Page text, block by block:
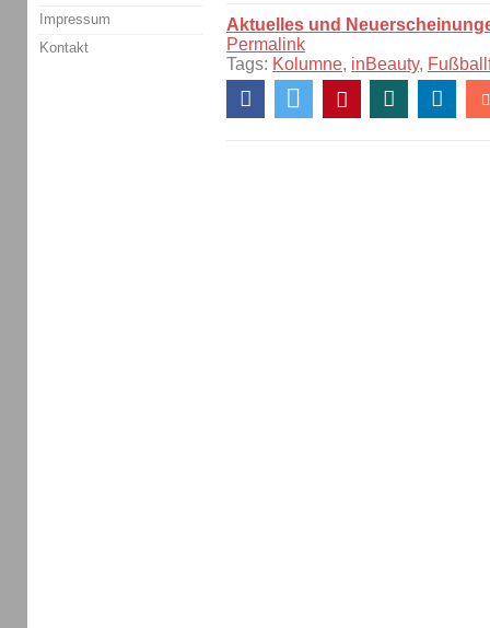
Aktuelles und
Permalink
Tags: Kolumne, inBeauty,
Impressum
Kontakt